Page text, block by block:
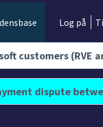
Log på
customers (RVE
dispute